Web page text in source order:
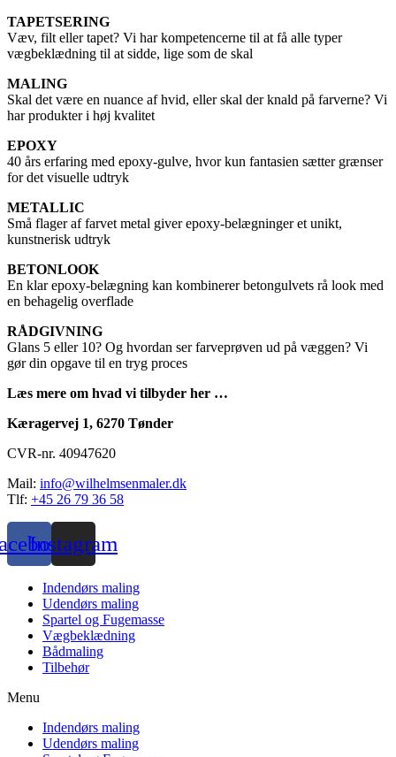
TAPETSERING
Væv, filt eller tapet? Vi har kompetencerne til at få alle typer
vægbeklædning til at sidde, lige som de skal
MALING
Skal det være en nuance af hvid, eller skal der knald på farverne? Vi
har produkter i høj kvalitet
EPOXY
40 års erfaring med epoxy-gulve, hvor kun fantasien sætter grænser
for det visuelle udtryk
METALLIC
Små flager af farvet metal giver epoxy-belægninger et unikt,
kunstnerisk udtryk
BETONLOOK
En klar epoxy-belægning kan kombinerer betongulvets rå look med
en behagelig overflade
RÅDGIVNING
Glans 5 eller 10? Og hvordan ser farveprøven ud på væggen? Vi
gør din opgave til en tryg proces
Læs mere om hvad vi tilbyder her …
Kæragervej 1, 6270 Tønder
CVR-nr. 40947620
Mail: info@wilhelmsenmaler.dk
Tlf: +45 26 79 36 58
Instagram
Indendørs maling
Udendørs maling
Spartel og Fugemasse
Vægbeklædning
Bådmaling
Tilbehør
Menu
Indendørs maling
Udendørs maling